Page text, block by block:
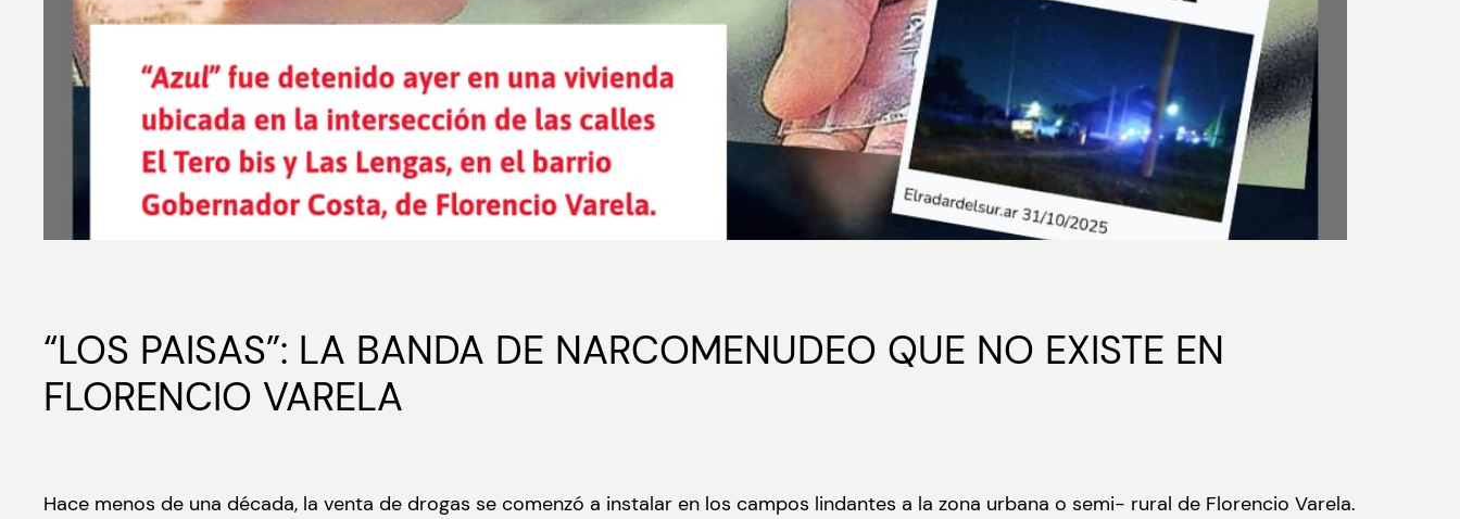
“LOS PAISAS”: LA BANDA DE NARCOMENUDEO QUE NO EXISTE EN
FLORENCIO VARELA
Hace menos de una década, la venta de drogas se comenzó a instalar en los campos lindantes a la zona urbana o semi- rural de Florencio Varela.